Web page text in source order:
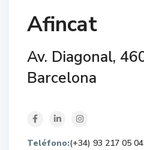
Afincat
Av. Diagonal,
Barcelona
Teléfono:(+34) 93 217 05 04